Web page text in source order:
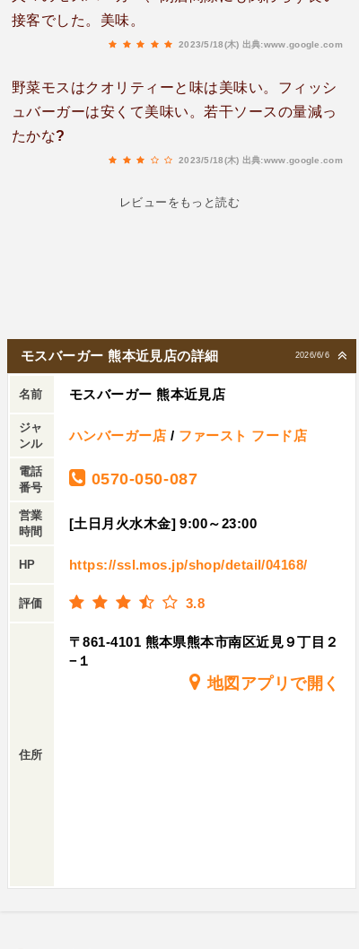
接客でした。美味。
2023/5/18(木) 出典:www.google.com
野菜モスはクオリティーと味は美味い。フィッシ
ュバーガーは安くて美味い。若干ソースの量減っ
たかな?
2023/5/18(木) 出典:www.google.com
レビューをもっと読む
2026/6/6
モスバーガー 熊本近見店の詳細
名前 モスバーガー 熊本近見店
ジャ
ンル
ハンバーガー店 / ファースト フード店
電話
番号
0570-050-087
営業
時間
[土日月火水木金] 9:00～23:00
HP https://ssl.mos.jp/shop/detail/04168/
評価 3.8
住所
〒861-4101 熊本県熊本市南区近見９丁目２
−１
地図アプリで開く